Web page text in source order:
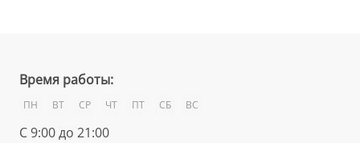
Время работы:
ПН ВТ СР ЧТ ПТ СБ ВС
С 9:00 до 21:00